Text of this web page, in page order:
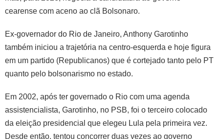
cearense com aceno ao clã Bolsonaro.
Ex-governador do Rio de Janeiro, Anthony Garotinho
também iniciou a trajetória na centro-esquerda e hoje figura
em um partido (Republicanos) que é cortejado tanto pelo PT
quanto pelo bolsonarismo no estado.
Em 2002, após ter governado o Rio com uma agenda
assistencialista, Garotinho, no PSB, foi o terceiro colocado
da eleição presidencial que elegeu Lula pela primeira vez.
Desde então, tentou concorrer duas vezes ao governo